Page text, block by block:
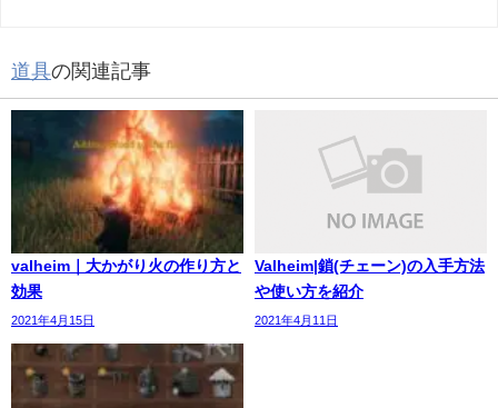
道具の関連記事
valheim｜大かがり火の作り方と
効果
2021年4月15日
Valheim|鎖(チェーン)の入手方法
や使い方を紹介
2021年4月11日